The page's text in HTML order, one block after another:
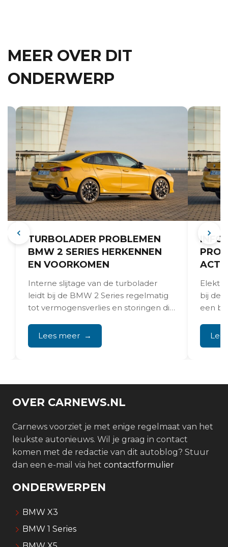
MEER OVER DIT
ONDERWERP
TURBOLADER PROBLEMEN
BMW 2 SERIES HERKENNEN
EN VOORKOMEN
Interne slijtage van de turbolader
leidt bij de BMW 2 Series regelmatig
tot vermogensverlies en storingen die
Lees meer
bij de
een
OVER CARNEWS.NL
Carnews voorziet je met enige regelmaat van het
leukste autonieuws. Wil je graag in contact
komen met de redactie van dit autoblog? Stuur
dan een e-mail via het contactformulier
ONDERWERPEN
BMW X3
BMW 1 Series